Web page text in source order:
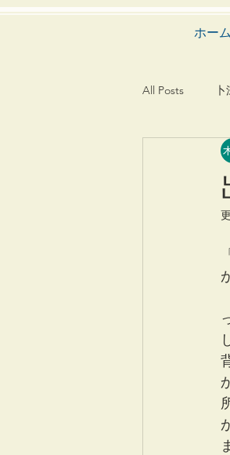
ホーム
All Posts